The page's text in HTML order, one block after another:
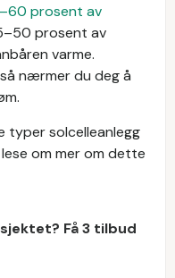
prosent av
prosent av
varme.
nærmer du deg å
typer solcelleanlegg
om mer om dette
Få 3 tilbud